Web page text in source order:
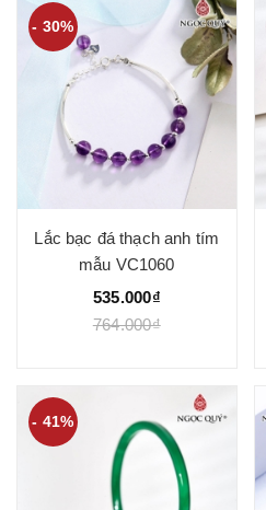
- 30%
Lắc bạc đá thạch anh tím
mẫu VC1060
535.000₫
764.000₫
- 41%